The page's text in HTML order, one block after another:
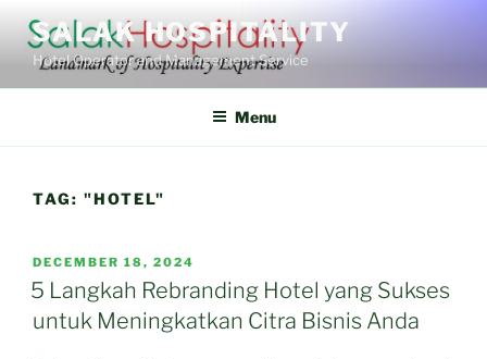
content
SALAK HOSPITALITY
Hotel Operator and Management Service
Menu
TAG: "HOTEL"
POSTED
ON
DECEMBER 18, 2024
5 Langkah Rebranding Hotel yang Sukses
untuk Meningkatkan Citra Bisnis Anda